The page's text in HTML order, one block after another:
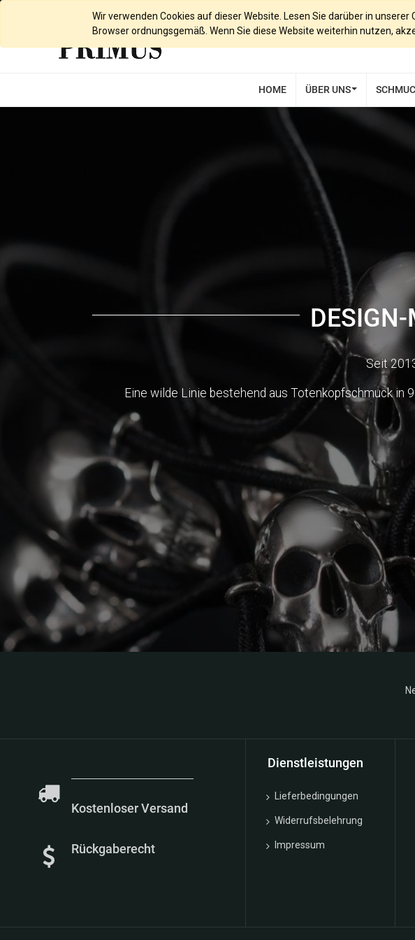
Wir verwenden Cookies auf dieser Website. Lesen Sie darüber in
Browser ordnungsgemäß. Wenn Sie diese Website weiterhin nutzen,
HOME ÜBER UNS
DESIGN-
Seit
Eine wilde Linie bestehend aus Totenkopfschmuck in
Neuigkeiten finden Sie
Kostenloser Versand
Rückgaberecht
Dienstleistungen
Lieferbedingungen
Widerrufsbelehrung
Impressum